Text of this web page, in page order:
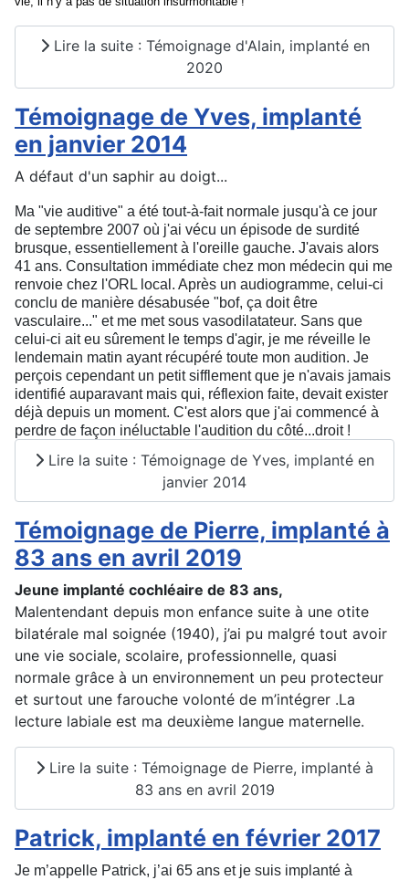
Lire la suite : Témoignage d'Alain, implanté en
2020
Témoignage de Yves, implanté
en janvier 2014
A défaut d'un saphir au doigt...
Ma "vie auditive" a été tout-à-fait normale jusqu'à ce jour
de septembre 2007 où j'ai vécu un épisode de surdité
brusque, essentiellement à l'oreille gauche. J'avais alors
41 ans. Consultation immédiate chez mon médecin qui me
renvoie chez l'ORL local. Après un audiogramme, celui-ci
conclu de manière désabusée "bof, ça doit être
vasculaire..." et me met sous vasodilatateur. Sans que
celui-ci ait eu sûrement le temps d'agir, je me réveille le
lendemain matin ayant récupéré toute mon audition. Je
perçois cependant un petit sifflement que je n'avais jamais
identifié auparavant mais qui, réflexion faite, devait exister
déjà depuis un moment. C'est alors que j'ai commencé à
perdre de façon inéluctable l'audition du côté...droit !
Lire la suite : Témoignage de Yves, implanté en
janvier 2014
Témoignage de Pierre, implanté à
83 ans en avril 2019
Jeune implanté cochléaire de 83 ans,
Malentendant depuis mon enfance suite à une otite
bilatérale mal soignée (1940), j’ai pu malgré tout avoir
une vie sociale, scolaire, professionnelle, quasi
normale grâce à un environnement un peu protecteur
et surtout une farouche volonté de m’intégrer .La
lecture labiale est ma deuxième langue maternelle.
Lire la suite : Témoignage de Pierre, implanté à
83 ans en avril 2019
Patrick, implanté en février 2017
Je m’appelle Patrick, j’ai 65 ans et je suis implanté à